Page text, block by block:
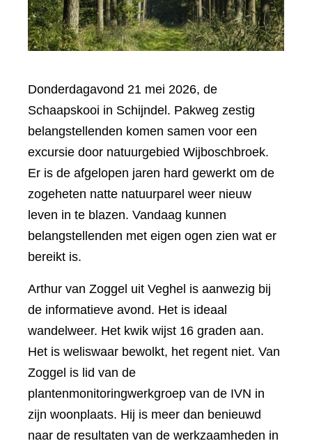
Donderdagavond 21 mei 2026, de
Schaapskooi in Schijndel. Pakweg zestig
belangstellenden komen samen voor een
excursie door natuurgebied Wijboschbroek.
Er is de afgelopen jaren hard gewerkt om de
zogeheten natte natuurparel weer nieuw
leven in te blazen. Vandaag kunnen
belangstellenden met eigen ogen zien wat er
bereikt is.
Arthur van Zoggel uit Veghel is aanwezig bij
de informatieve avond. Het is ideaal
wandelweer. Het kwik wijst 16 graden aan.
Het is weliswaar bewolkt, het regent niet. Van
Zoggel is lid van de
plantenmonitoringwerkgroep van de IVN in
zijn woonplaats. Hij is meer dan benieuwd
naar de resultaten van de werkzaamheden in